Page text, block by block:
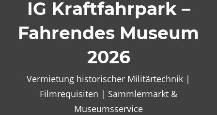
IG Kraftfahrpark –
Fahrendes Museum
2026
Vermietung historischer Militärtechnik |
Filmrequisiten | Sammlermarkt &
Museumsservice